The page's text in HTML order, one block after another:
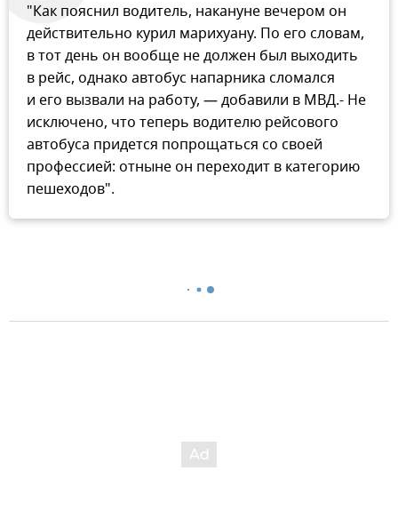
"Как пояснил водитель, накануне вечером он
действительно курил марихуану. По его словам,
в тот день он вообще не должен был выходить
в рейс, однако автобус напарника сломался
и его вызвали на работу, — добавили в МВД.- Не
исключено, что теперь водителю рейсового
автобуса придется попрощаться со своей
профессией: отныне он переходит в категорию
пешеходов".